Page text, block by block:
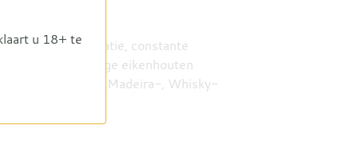
distillatie, constante
hoogwaardige eikenhouten
Port-, Sherry-, Madeira-, Whisky-
u 18+ te